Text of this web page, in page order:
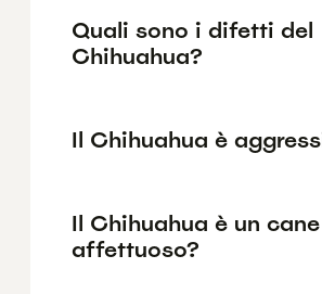
Quali sono i difetti del
Chihuahua?
Il Chihuahua è
Il Chihuahua è un cane
affettuoso?